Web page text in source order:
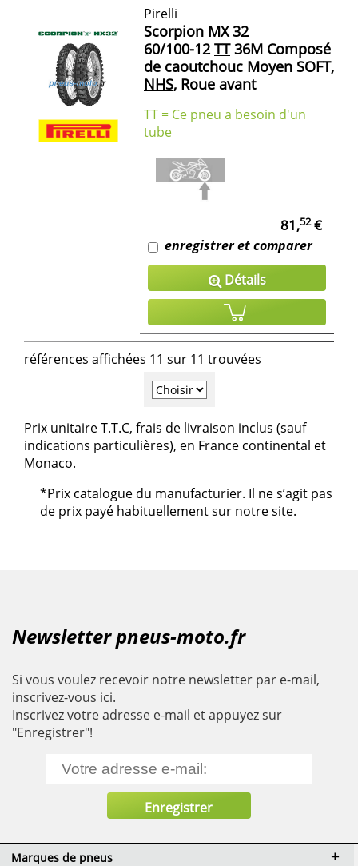
Pirelli
Scorpion MX 32
60/100-12 TT36M Composé
de caoutchouc Moyen SOFT,
NHS, Roue avant
TT = Ce pneu a besoin d'un
tube
81,52€
enregistrer et comparer
Détails
références affichées 11 sur 11 trouvées
Prix unitaire T.T.C, frais de livraison inclus (sauf
indications particulières), en France continental et
Monaco.
*Prix catalogue du manufacturier. Il ne s’agit pas
de prix payé habituellement sur notre site.
Newsletter pneus-moto.fr
Si vous voulez recevoir notre newsletter par e-mail,
inscrivez-vous ici.
Inscrivez votre adresse e-mail et appuyez sur
"Enregistrer"!
Marques de pneus